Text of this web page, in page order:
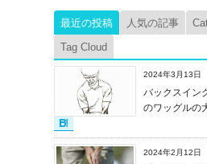
最近の投稿 人気の記事
Tag Cloud
2024年3月13日
バックスイン
のワッグルの
2024年2月12日